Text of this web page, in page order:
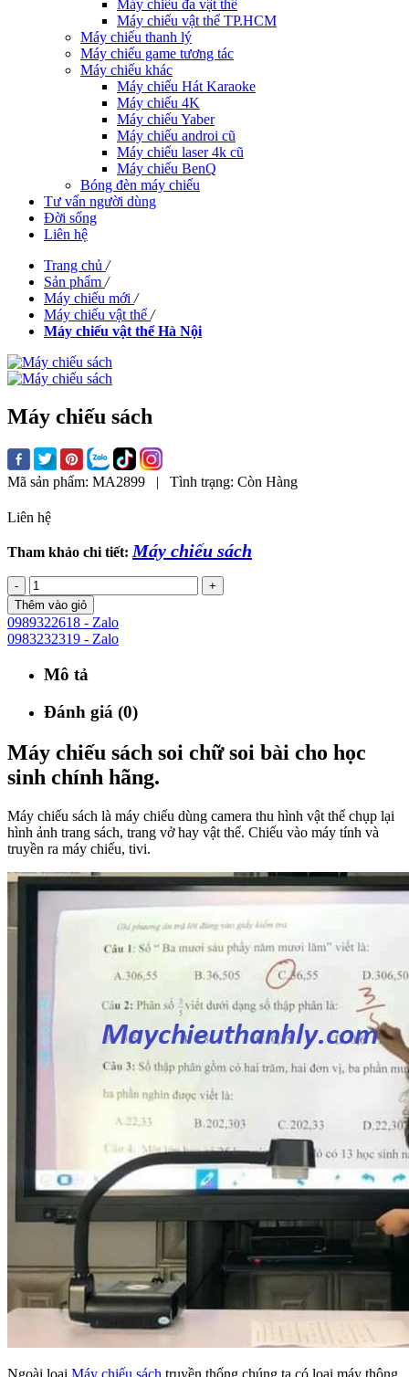
Máy chiếu đa vật thể
Máy chiếu vật thể TP.HCM
Máy chiếu thanh lý
Máy chiếu game tương tác
Máy chiếu khác
Máy chiếu Hát Karaoke
Máy chiếu 4K
Máy chiếu Yaber
Máy chiếu androi cũ
Máy chiếu laser 4k cũ
Máy chiếu BenQ
Bóng đèn máy chiếu
Tư vấn người dùng
Đời sống
Liên hệ
Trang chủ /
Sản phẩm /
Máy chiếu mới /
Máy chiếu vật thể /
Máy chiếu vật thể Hà Nội
Máy chiếu sách
Mã sản phẩm: MA2899 | Tình trạng: Còn Hàng
Liên hệ
Tham khảo chi tiết: Máy chiếu sách
-
+
Thêm vào giỏ
0989322618 - Zalo
0983232319 - Zalo
Mô tả
Đánh giá (0)
Máy chiếu sách soi chữ soi bài cho học
sinh chính hãng.
Máy chiếu sách là máy chiếu dùng camera thu hình vật thể chụp lại
hình ảnh trang sách, trang vở hay vật thể. Chiếu vào máy tính và
truyền ra máy chiếu, tivi.
Ngoài loại Máy chiếu sách truyền thống chúng ta có loại máy thông